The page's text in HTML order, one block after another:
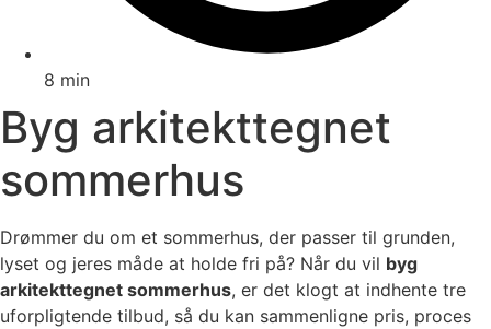
8 min
Byg arkitekttegnet
sommerhus
Drømmer du om et sommerhus, der passer til grunden,
lyset og jeres måde at holde fri på? Når du vil byg
arkitekttegnet sommerhus, er det klogt at indhente tre
uforpligtende tilbud, så du kan sammenligne pris, proces